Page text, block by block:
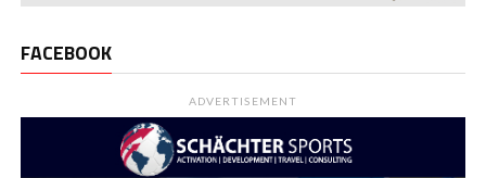
FACEBOOK
ADVERTISEMENT